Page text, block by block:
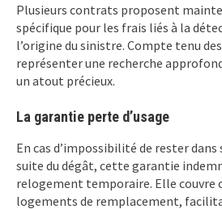
Plusieurs contrats proposent
spécifique pour les frais liés à la
l’origine du sinistre. Compte tenu
représenter une recherche
un atout précieux.
La garantie perte d’usage
En cas d’impossibilité de rester
suite du dégât, cette garantie
relogement temporaire. Elle couvre
logements de remplacement,